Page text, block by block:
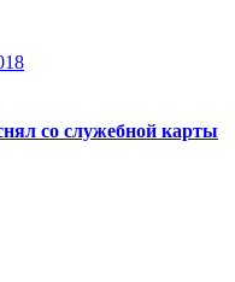
со служебной карты